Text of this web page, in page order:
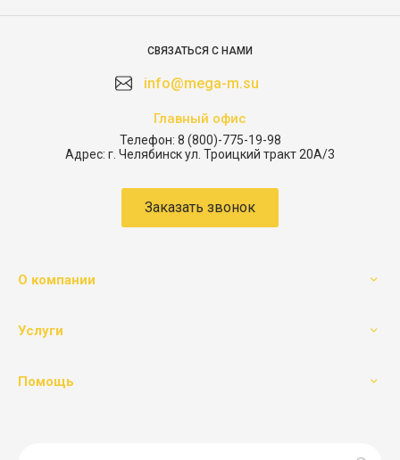
СВЯЗАТЬСЯ С НАМИ
info@mega-m.su
Главный офис
Телефон: 8 (800)-775-19-98
Адрес: г. Челябинск ул. Троицкий тракт 20А/3
Заказать звонок
О компании
Услуги
Помощь